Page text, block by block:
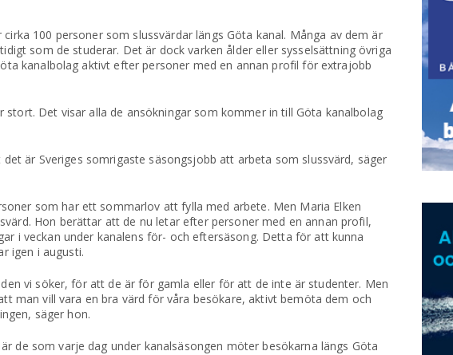
100 personer som slussvärdar längs Göta kanal. Många av dem är
som de studerar. Det är dock varken ålder eller sysselsättning övriga
kanalbolag aktivt efter personer med en annan profil för extrajobb
Det visar alla de ansökningar som kommer in till Göta kanalbolag
är Sveriges somrigaste säsongsjobb att arbeta som slussvärd, säger
som har ett sommarlov att fylla med arbete. Men Maria Elken
Hon berättar att de nu letar efter personer med en annan profil,
i veckan under kanalens för- och eftersäsong. Detta för att kunna
igen i augusti.
vi söker, för att de är för gamla eller för att de inte är studenter. Men
man vill vara en bra värd för våra besökare, aktivt bemöta dem och
säger hon.
de som varje dag under kanalsäsongen möter besökarna längs Göta